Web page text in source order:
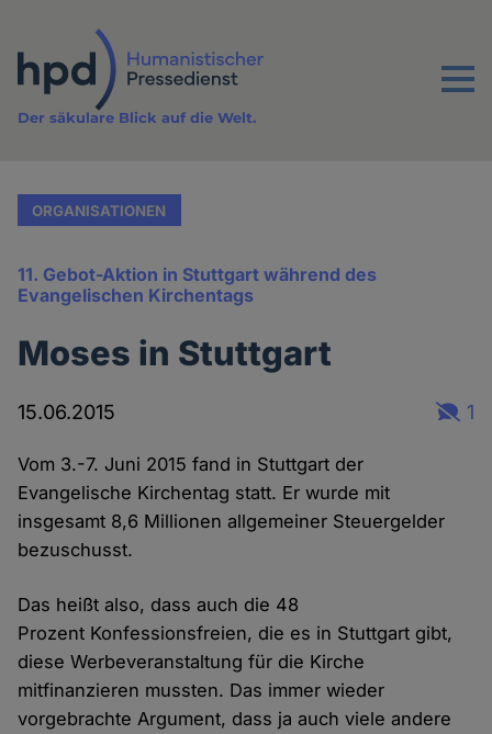
Inhalt
Menu
Der säkulare Blick auf die Welt.
ORGANISATIONEN
11. Gebot-Aktion in Stuttgart während des
Evangelischen Kirchentags
Moses in Stuttgart
15.06.2015 1
Vom 3.-7. Juni 2015 fand in Stuttgart der
Evangelische Kirchentag statt. Er wurde mit
insgesamt 8,6 Millionen allgemeiner Steuergelder
bezuschusst.
Das heißt also, dass auch die 48
Prozent Konfessionsfreien, die es in Stuttgart gibt,
diese Werbeveranstaltung für die Kirche
mitfinanzieren mussten. Das immer wieder
vorgebrachte Argument, dass ja auch viele andere